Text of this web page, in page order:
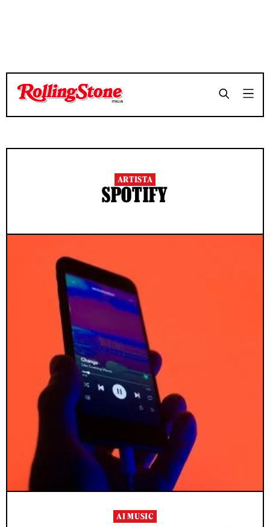
ARTISTA
SPOTIFY
AI MUSIC